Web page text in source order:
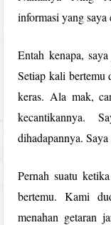
informasi yang saya
Entah kenapa,
Setiap kali bertemu
keras. Ala mak,
kecantikannya.
dihadapannya.
Pernah suatu
bertemu. Kami
menahan getaran